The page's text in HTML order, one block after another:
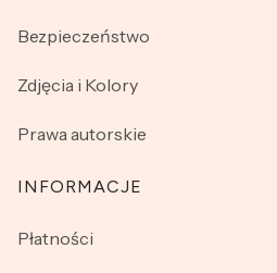
Bezpieczeństwo
Zdjęcia i Kolory
Prawa autorskie
INFORMACJE
Płatności